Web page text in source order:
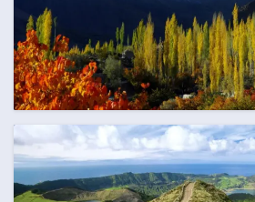
SEPTEMBER
125 Termine